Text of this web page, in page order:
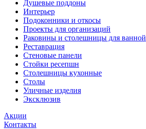
Душевые поддоны
Интерьер
Подоконники и откосы
Проекты для организаций
Раковины и столешницы для ванной
Реставрация
Стеновые панели
Стойки ресепшн
Столешницы кухонные
Столы
Уличные изделия
Эксклюзив
Акции
Контакты